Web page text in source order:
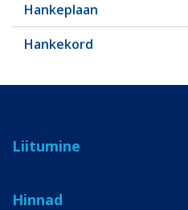
Hankeplaan
Hankekord
Liitumine
Hinnad